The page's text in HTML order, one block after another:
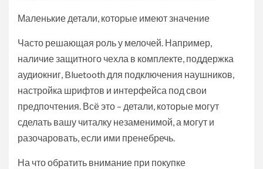
Маленькие детали, которые имеют значение
Часто решающая роль у мелочей. Например,
наличие защитного чехла в комплекте, поддержка
аудиокниг, Bluetooth для подключения наушников,
настройка шрифтов и интерфейса под свои
предпочтения. Всё это – детали, которые могут
сделать вашу читалку незаменимой, а могут и
разочаровать, если ими пренебречь.
На что обратить внимание при покупке